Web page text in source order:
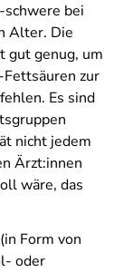
bei
Alter. Die
gut genug, um
zur
Es sind
nicht jedem
Ärzt:innen
wäre, das
Form von
oder